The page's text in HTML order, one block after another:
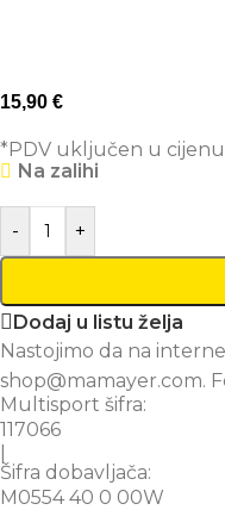
15,90 €
*PDV uključen u cijenu
Na zalihi
- +
Dodaj u listu želja
Nastojimo da na
shop@mamayer.com.
Multisport šifra:
117066
Šifra dobavljača:
M0554 40 0 00W